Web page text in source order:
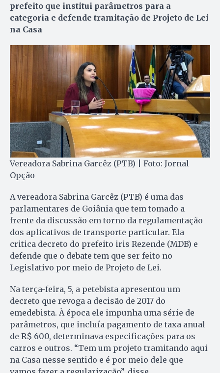
prefeito que institui parâmetros para a
categoria e defende tramitação de Projeto de Lei
na Casa
Vereadora Sabrina Garcêz (PTB) | Foto: Jornal
Opção
A vereadora Sabrina Garcêz (PTB) é uma das
parlamentares de Goiânia que tem tomado a
frente da discussão em torno da regulamentação
dos aplicativos de transporte particular. Ela
critica decreto do prefeito iris Rezende (MDB) e
defende que o debate tem que ser feito no
Legislativo por meio de Projeto de Lei.
Na terça-feira, 5, a petebista apresentou um
decreto que revoga a decisão de 2017 do
emedebista. À época ele impunha uma série de
parâmetros, que incluía pagamento de taxa anual
de R$ 600, determinava especificações para os
carros e outros. “Tem um projeto tramitando aqui
na Casa nesse sentido e é por meio dele que